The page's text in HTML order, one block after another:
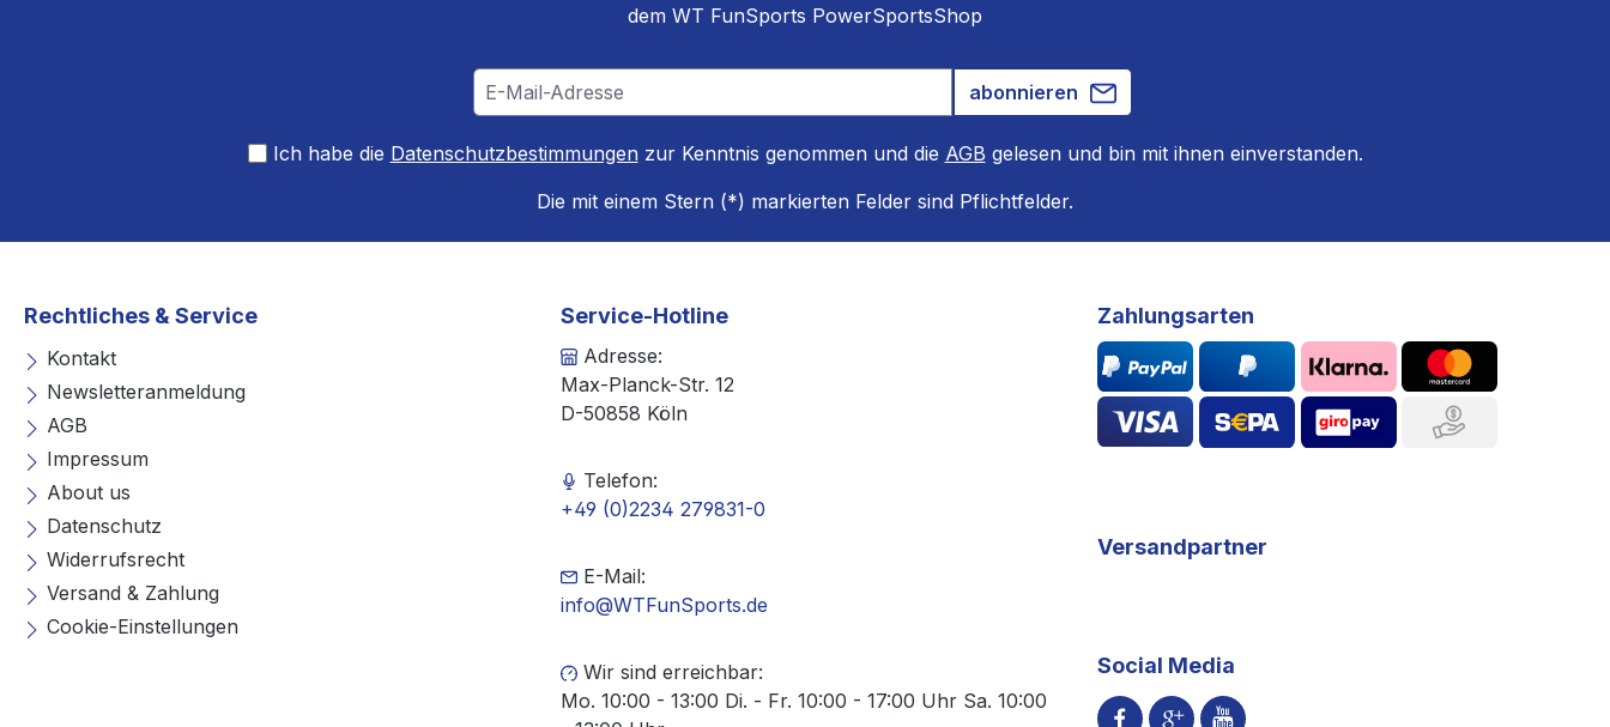
dem WT FunSports PowerSportsShop
abonnieren
Ich habe die Datenschutzbestimmungenzur Kenntnis genommen und die AGB gelesen und bin mit ihnen einverstanden.
Die mit einem Stern (*) markierten Felder sind Pflichtfelder.
Rechtliches & Service
Kontakt
Newsletteranmeldung
AGB
Impressum
About us
Datenschutz
Widerrufsrecht
Versand & Zahlung
Cookie-Einstellungen
Service-Hotline
Adresse:
Max-Planck-Str. 12
D-50858 Köln
Telefon:
+49 (0)2234 279831-0
E-Mail:
info@WTFunSports.de
Wir sind erreichbar:
Mo. 10:00 - 13:00 Di. - Fr. 10:00 - 17:00 Uhr Sa. 10:00
Zahlungsarten
Versandpartner
Social Media